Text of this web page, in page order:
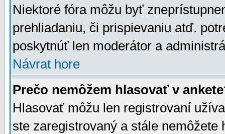
Niektoré fóra môžu byť
prehliadaniu, či prispievaniu atď.
poskytnúť len moderátor a
Návrat hore
Prečo nemôžem hlasovať v
Hlasovať môžu len registrovaní
ste zaregistrovaný a stále